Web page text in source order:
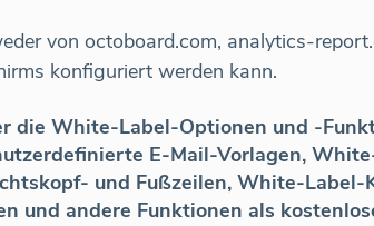
von octoboard.com, analytics-
konfiguriert werden kann.
die White-Label-Optionen und -
E-Mail-Vorlagen,
und Fußzeilen, White-
und andere Funktionen als